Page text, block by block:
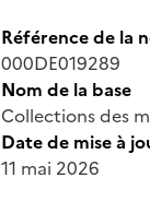
Référence de la
000DE019289
Nom de la base
Collections des
Date de mise à
11 mai 2026